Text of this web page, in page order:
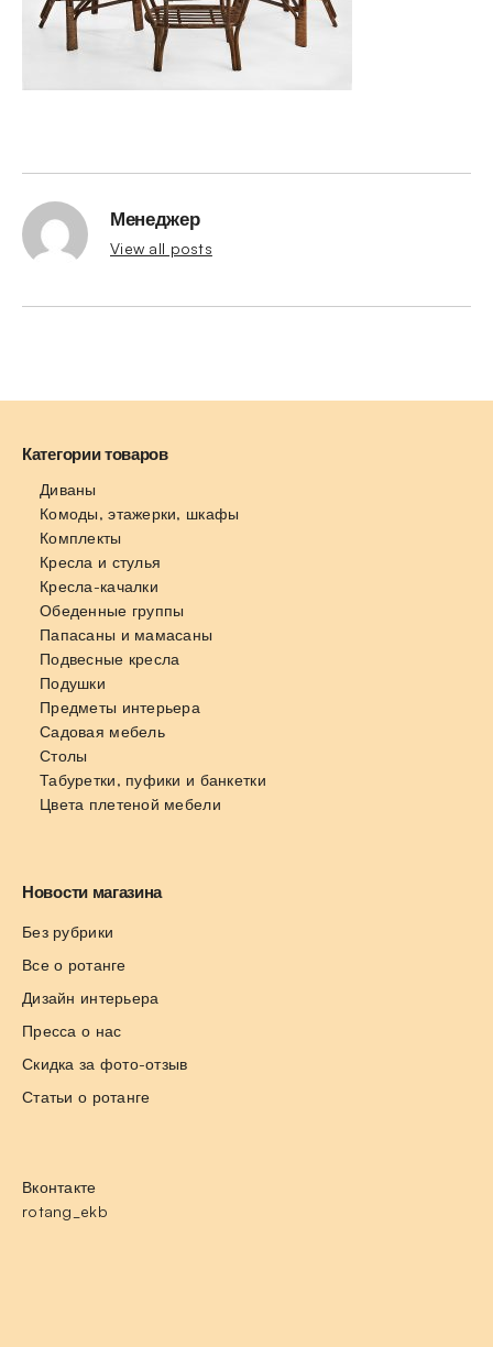
Менеджер
View all posts
Категории товаров
Диваны
Комоды, этажерки, шкафы
Комплекты
Кресла и стулья
Кресла-качалки
Обеденные группы
Папасаны и мамасаны
Подвесные кресла
Подушки
Предметы интерьера
Садовая мебель
Столы
Табуретки, пуфики и банкетки
Цвета плетеной мебели
Новости магазина
Без рубрики
Все о ротанге
Дизайн интерьера
Пресса о нас
Скидка за фото-отзыв
Статьи о ротанге
Вконтакте
rotang_ekb